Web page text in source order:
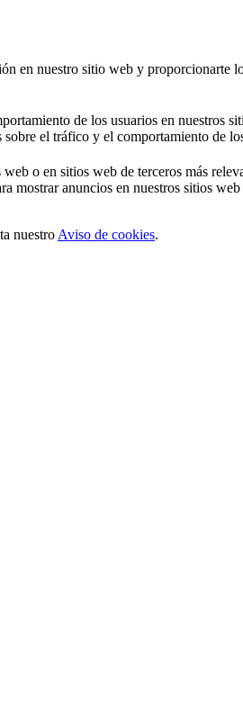
en nuestro sitio web y proporcionarte
de los usuarios en nuestros
el tráfico y el comportamiento de
o en sitios web de terceros más
mostrar anuncios en nuestros sitios
nuestro Aviso de cookies.